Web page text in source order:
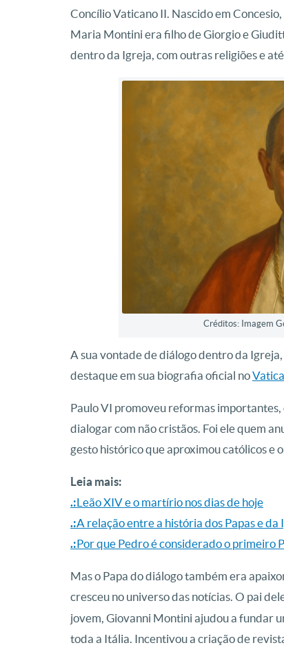
Concílio Vaticano II. Nascido em
Maria Montini era filho de Giorgio e
dentro da Igreja, com outras religiões e
Créditos: Imagem
A sua vontade de diálogo dentro da
destaque em sua biografia oficial no
Paulo VI promoveu reformas importantes,
dialogar com não cristãos. Foi ele quem
gesto histórico que aproximou católicos e
Leia mais:
.:Leão XIV e o martírio nos dias de hoje
.:A relação entre a história dos Papas e da
.:Por que Pedro é considerado o primeiro
Mas o Papa do diálogo também era
cresceu no universo das notícias. O pai
jovem, Giovanni Montini ajudou a fundar
toda a Itália. Incentivou a criação de